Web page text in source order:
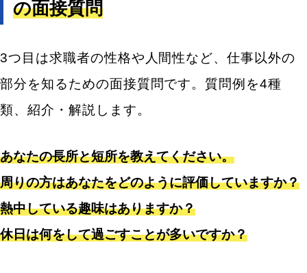
の面接質問
3つ目は求職者の性格や人間性など、仕事以外の
部分を知るための面接質問です。質問例を4種
類、紹介・解説します。
あなたの長所と短所を教えてください。
周りの方はあなたをどのように評価していますか？
熱中している趣味はありますか？
休日は何をして過ごすことが多いですか？